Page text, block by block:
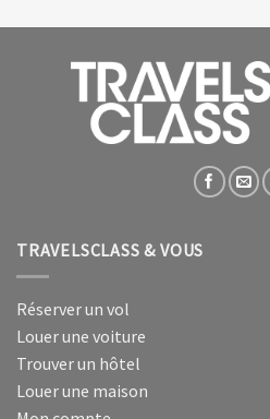
TRAVELSCLASS & VOUS
Réserver un vol
Louer une voiture
Trouver un hôtel
Louer une maison